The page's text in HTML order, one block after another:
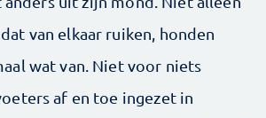
van elkaar ruiken, honden
wat van. Niet voor niets
af en toe ingezet in